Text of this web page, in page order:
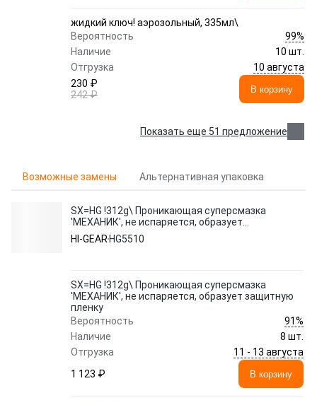
жидкий ключ! аэрозольный, 335мл\
Вероятность
99%
Наличие
10 шт.
Отгрузка
10 августа
230 ₽
242 ₽
В корзину
Показать еще 51 предложение
Возможные замены Альтернативная упаковка
SX=HG !312g\ Проникающая суперсмазка
'МЕХАНИК', не испаряется, образует
защитную пленку
HI-GEAR HG5510
SX=HG !312g\ Проникающая суперсмазка
'МЕХАНИК', не испаряется, образует защитную
пленку
Вероятность
91%
Наличие
8 шт.
Отгрузка
11 - 13 августа
1 123 ₽
В корзину